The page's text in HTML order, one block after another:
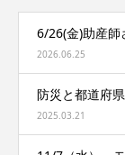
6/26(金)助産
2026.06.25
防災と都道府
2025.03.21